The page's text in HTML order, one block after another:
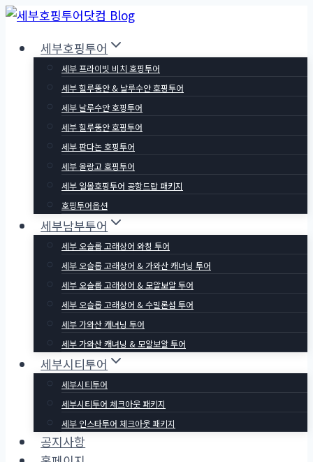
Skip
content세부호핑투어
세부 프라이빗 비치 호핑투어
세부 힐루뚱안 & 날루수안 호핑투어
세부 날루수안 호핑투어
세부 힐루뚱안 호핑투어
세부 판다논 호핑투어
세부 올랑고 호핑투어
세부 일몰호핑투어 공항드랍 패키지
호핑투어옵션
세부남부투어
세부 오슬롭 고래상어 와칭 투어
세부 오슬롭 고래상어 & 가와산 캐녀닝 투어
세부 오슬롭 고래상어 & 모알보알 투어
세부 오슬롭 고래상어 & 수밀론섬 투어
세부 가와산 캐녀닝 투어
세부 가와산 캐녀닝 & 모알보알 투어
세부시티투어
세부시티투어
세부시티투어 체크아웃 패키지
세부 인스타투어 체크아웃 패키지
공지사항